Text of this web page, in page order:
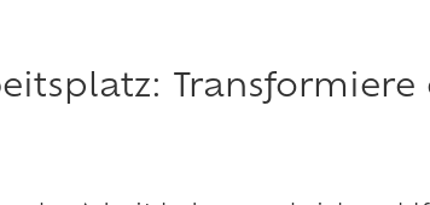
Transformiere